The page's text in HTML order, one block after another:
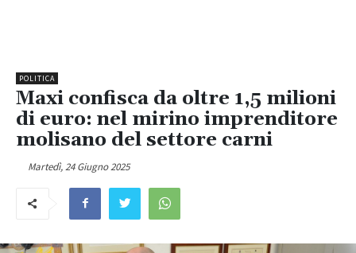
POLITICA
Maxi confisca da oltre 1,5 milioni
di euro: nel mirino imprenditore
molisano del settore carni
Martedì, 24 Giugno 2025